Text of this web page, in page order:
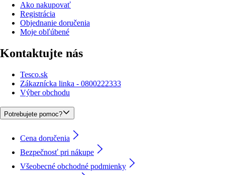
Ako nakupovať
Registrácia
Objednanie doručenia
Moje obľúbené
Kontaktujte nás
Tesco.sk
Zákaznícka linka - 0800222333
Výber obchodu
Potrebujete pomoc?
Cena doručenia
Bezpečnosť pri nákupe
Všeobecné obchodné podmienky